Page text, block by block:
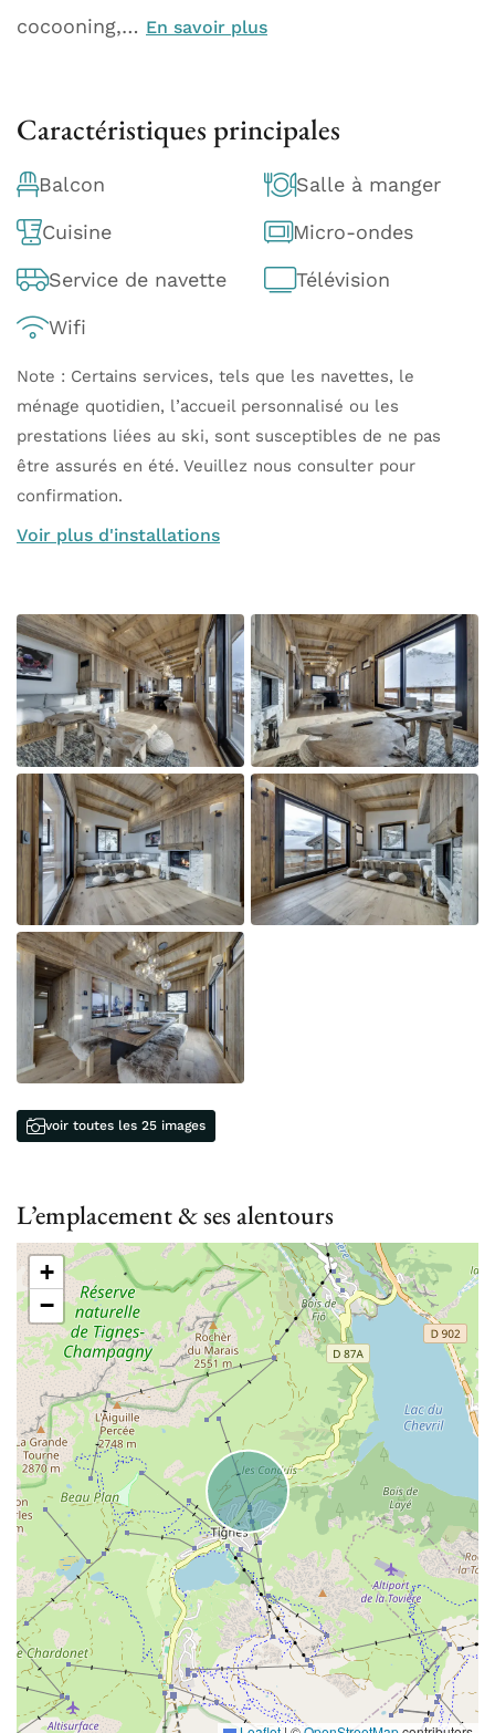
cocooning,… En savoir plus
Caractéristiques principales
Balcon Salle à manger
Cuisine Micro-ondes
Service de navette Télévision
Wifi
Note : Certains services, tels que les navettes, le
ménage quotidien, l’accueil personnalisé ou les
prestations liées au ski, sont susceptibles de ne pas
être assurés en été. Veuillez nous consulter pour
confirmation.
Voir plus d'installations
voir toutes les 25 images
L’emplacement & ses alentours
+
−